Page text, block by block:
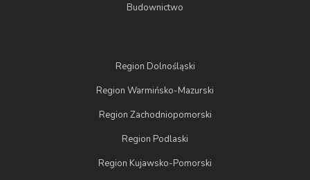
Budownictwo
Region Dolnośląski
Region Warmińsko-Mazurski
Region Zachodniopomorski
Region Podlaski
Region Kujawsko-Pomorski